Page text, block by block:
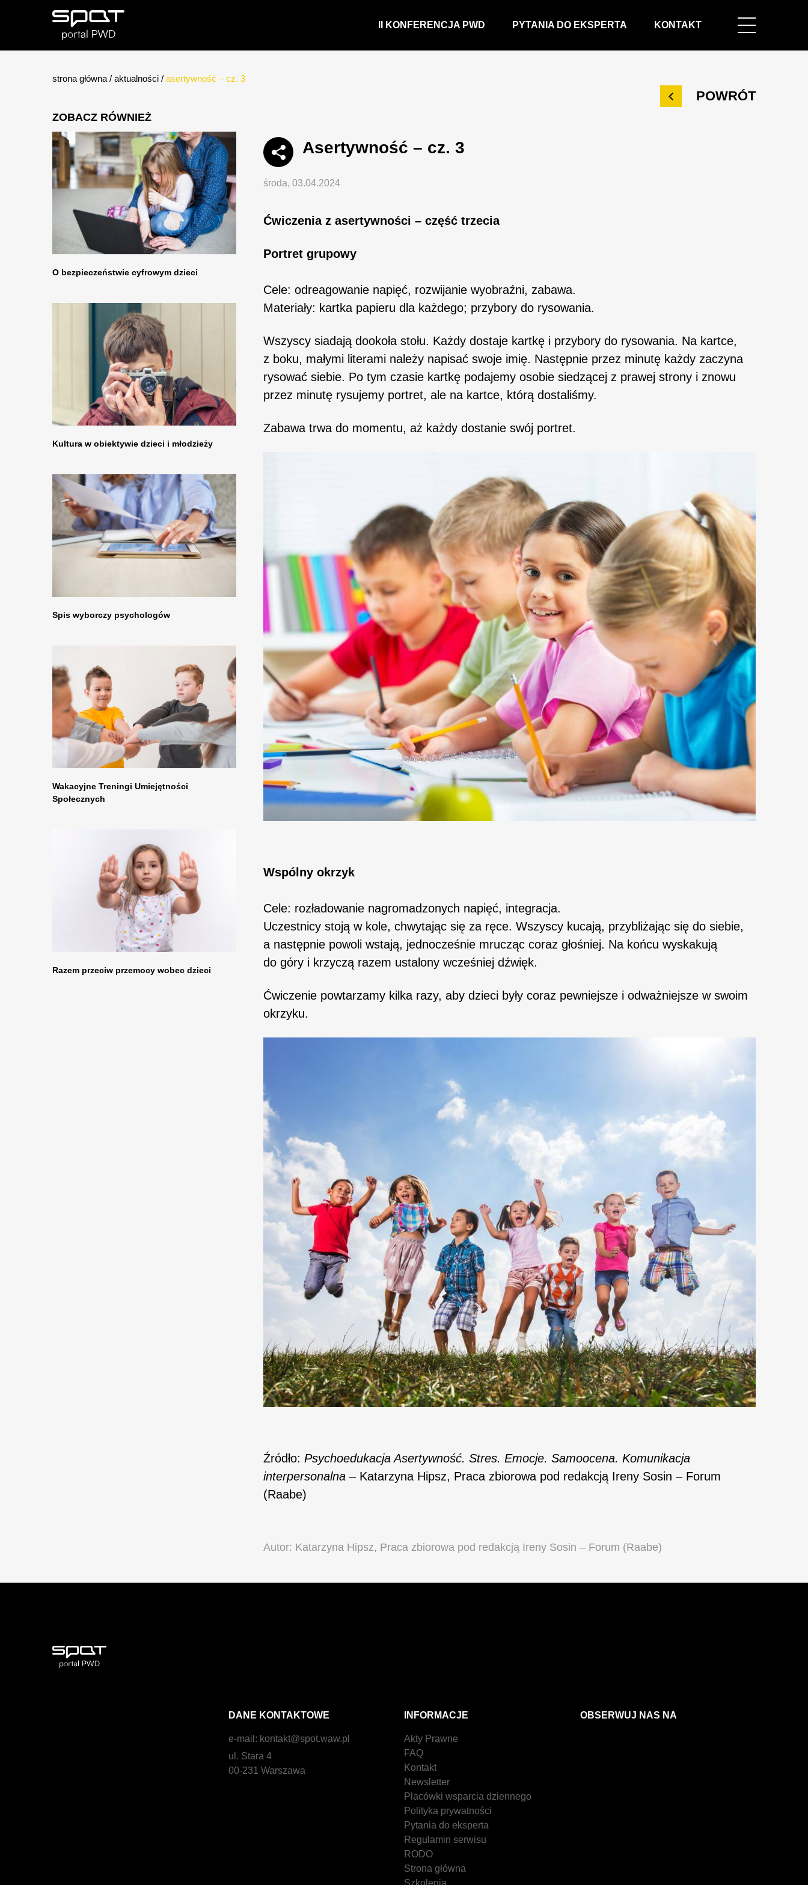
II KONFERENCJA PWD PYTANIA DO EKSPERTA KONTAKT
strona główna / aktualności / asertywność – cz. 3
ZOBACZ RÓWNIEŻ
O bezpieczeństwie cyfrowym dzieci
Kultura w obiektywie dzieci i młodzieży
Spis wyborczy psychologów
Wakacyjne Treningi Umiejętności
Społecznych
Razem przeciw przemocy wobec dzieci
POWRÓT
Asertywność – cz. 3
środa, 03.04.2024
Ćwiczenia z asertywności – część trzecia
Portret grupowy
Cele: odreagowanie napięć, rozwijanie wyobraźni, zabawa.
Materiały: kartka papieru dla każdego; przybory do rysowania.
Wszyscy siadają dookoła stołu. Każdy dostaje kartkę i przybory do rysowania. Na kartce,
z boku, małymi literami należy napisać swoje imię. Następnie przez minutę każdy zaczyna
rysować siebie. Po tym czasie kartkę podajemy osobie siedzącej z prawej strony i znowu
przez minutę rysujemy portret, ale na kartce, którą dostaliśmy.
Zabawa trwa do momentu, aż każdy dostanie swój portret.
Wspólny okrzyk
Cele: rozładowanie nagromadzonych napięć, integracja.
Uczestnicy stoją w kole, chwytając się za ręce. Wszyscy kucają, przybliżając się do siebie,
a następnie powoli wstają, jednocześnie mrucząc coraz głośniej. Na końcu wyskakują
do góry i krzyczą razem ustalony wcześniej dźwięk.
Ćwiczenie powtarzamy kilka razy, aby dzieci były coraz pewniejsze i odważniejsze w swoim
okrzyku.
Źródło: Psychoedukacja Asertywność. Stres. Emocje. Samoocena. Komunikacja
interpersonalna – Katarzyna Hipsz, Praca zbiorowa pod redakcją Ireny Sosin – Forum
(Raabe)
Autor: Katarzyna Hipsz, Praca zbiorowa pod redakcją Ireny Sosin – Forum (Raabe)
DANE KONTAKTOWE
e-mail: kontakt@spot.waw.pl
ul. Stara 4
00-231 Warszawa
INFORMACJE
Akty Prawne
FAQ
Kontakt
Newsletter
Placówki wsparcia dziennego
Polityka prywatności
Pytania do eksperta
Regulamin serwisu
RODO
Strona główna
Szkolenia
OBSERWUJ NAS NA